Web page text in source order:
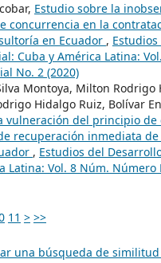
Estudio sobre la
concurrencia en la
en Ecuador , Estudios
Cuba y América Latina:
No. 2 (2020)
Montoya, Milton Rodrigo
Hidalgo Ruiz, Bolívar
vulneración del principio de
recuperación inmediata
, Estudios del
Latina: Vol. 8 Núm. Número
11 > >>
una búsqueda de similitud